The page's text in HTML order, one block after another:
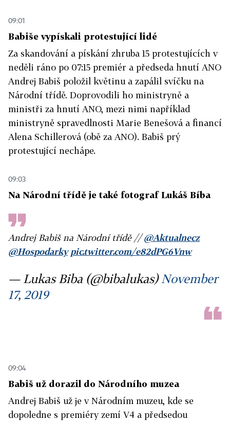
09:01
Babiše vypískali protestující lidé
Za skandování a pískání zhruba 15 protestujících v
neděli ráno po 07:15 premiér a předseda hnutí ANO
Andrej Babiš položil květinu a zapálil svíčku na
Národní třídě. Doprovodili ho ministryně a
ministři za hnutí ANO, mezi nimi například
ministryně spravedlnosti Marie Benešová a financí
Alena Schillerová (obě za ANO). Babiš prý
protestující nechápe.
09:03
Na Národní třídě je také fotograf Lukáš Bíba
Andrej Babiš na Národní třídě //@Aktualnecz
@Hospodarky pic.twitter.com/e82dPG6Vnw
— Lukas Biba (@bibalukas) November
17, 2019
09:04
Babiš už dorazil do Národního muzea
Andrej Babiš už je v Národním muzeu, kde se
dopoledne s premiéry zemí V4 a předsedou